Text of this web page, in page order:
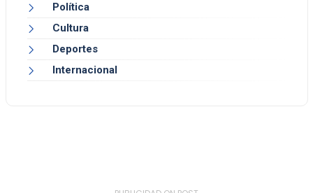
Política
Cultura
Deportes
Internacional